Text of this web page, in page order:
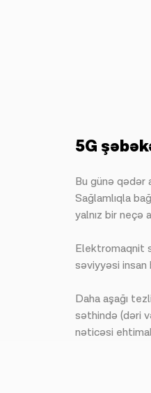
5G
Bu günə qədər
Sağlamlıqla
yalnız bir neçə
Elektromaqnit
səviyyəsi
Daha aşağı
səthində (dəri
nəticəsi